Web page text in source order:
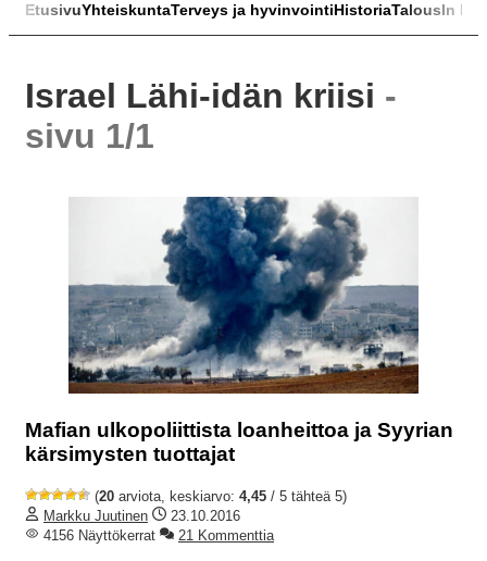
EtusivuYhteiskuntaTerveys ja hyvinvointiHistoriaTalousIn
Israel Lähi-idän kriisi -
sivu 1/1
Mafian ulkopoliittista loanheittoa ja Syyrian
kärsimysten tuottajat
(20 arviota, keskiarvo: 4,45 / 5 tähteä 5)
Markku Juutinen
23.10.2016
4156 Näyttökerrat
21 Kommenttia